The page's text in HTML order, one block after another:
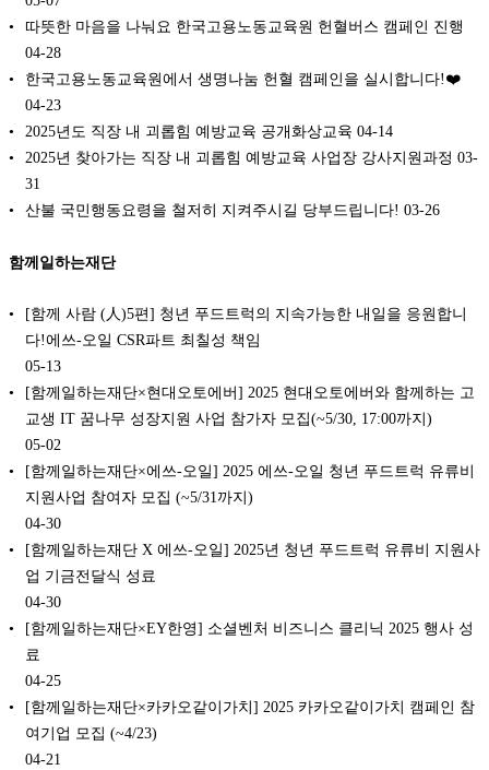
따뜻한 마음을 나눠요 한국고용노동교육원 헌혈버스 캠페인 진행
04-28
한국고용노동교육원에서 생명나눔 헌혈 캠페인을 실시합니다!❤️
04-23
2025년도 직장 내 괴롭힘 예방교육 공개화상교육 04-14
2025년 찾아가는 직장 내 괴롭힘 예방교육 사업장 강사지원과정 03-
31
산불 국민행동요령을 철저히 지켜주시길 당부드립니다! 03-26
함께일하는재단
[함께 사람 (人)5편] 청년 푸드트럭의 지속가능한 내일을 응원합니
다!에쓰-오일 CSR파트 최칠성 책임
05-13
[함께일하는재단×현대오토에버] 2025 현대오토에버와 함께하는 고
교생 IT 꿈나무 성장지원 사업 참가자 모집(~5/30, 17:00까지)
05-02
[함께일하는재단×에쓰-오일] 2025 에쓰-오일 청년 푸드트럭 유류비
지원사업 참여자 모집 (~5/31까지)
04-30
[함께일하는재단 X 에쓰-오일] 2025년 청년 푸드트럭 유류비 지원사
업 기금전달식 성료
04-30
[함께일하는재단×EY한영] 소셜벤처 비즈니스 클리닉 2025 행사 성
료
04-25
[함께일하는재단×카카오같이가치] 2025 카카오같이가치 캠페인 참
여기업 모집 (~4/23)
04-21